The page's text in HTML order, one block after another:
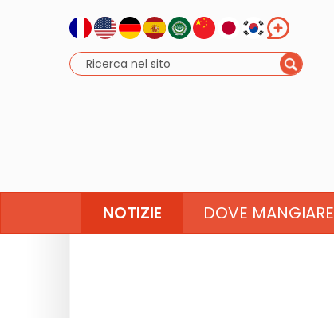
NOTIZIE DOVE MANGIARE